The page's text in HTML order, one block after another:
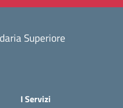
Superiore
I Servizi